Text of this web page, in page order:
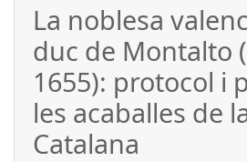
La noblesa
duc de Montalto
1655): protocol i
les acaballes de
Catalana